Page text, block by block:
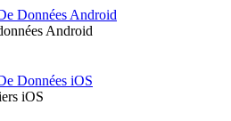
Données Android
Android
Données iOS
iOS